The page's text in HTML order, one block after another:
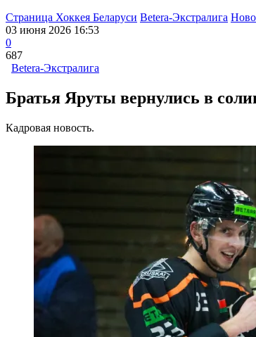
Страница Хоккея Беларуси Betera-Экстралига
03 июня 2026 16:53
0
687
Betera-Экстралига
Братья Яруты вернулись в
Кадровая новость.